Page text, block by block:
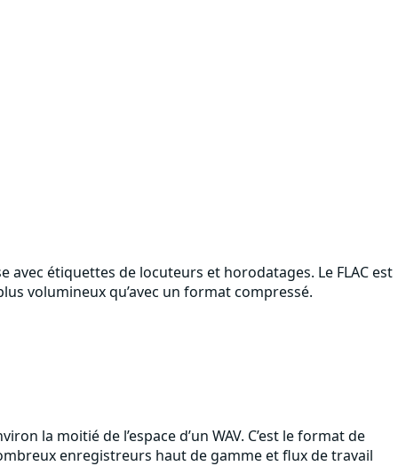
étiquettes de locuteurs et horodatages. Le FLAC est
volumineux qu’avec un format compressé.
la moitié de l’espace d’un WAV. C’est le format de
enregistreurs haut de gamme et flux de travail